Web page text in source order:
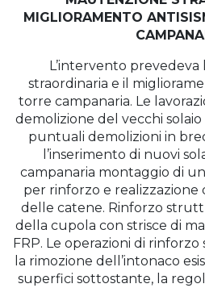
MIGLIORAMENTO
L’intervento
straordinaria e il
torre campanaria. Le
demolizione del vecchi
puntuali demolizioni in
l’inserimento di nuovi
campanaria montaggio di
per rinforzo e realizzazione
delle catene. Rinforzo
della cupola con strisce di
FRP. Le operazioni di
la rimozione dell’intonaco
superfici sottostante, la